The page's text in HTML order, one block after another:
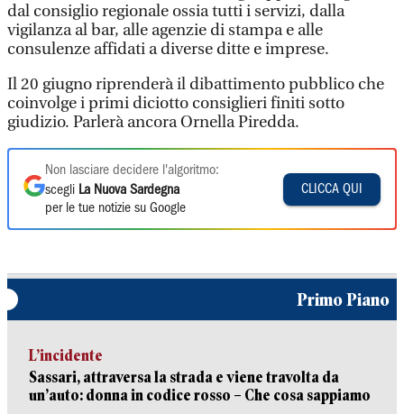
dal consiglio regionale ossia tutti i servizi, dalla
vigilanza al bar, alle agenzie di stampa e alle
consulenze affidati a diverse ditte e imprese.
Il 20 giugno riprenderà il dibattimento pubblico che
coinvolge i primi diciotto consiglieri finiti sotto
giudizio. Parlerà ancora Ornella Piredda.
Non lasciare decidere l'algoritmo:
scegli La Nuova Sardegna
per le tue notizie su Google
CLICCA QUI
Primo Piano
L’incidente
Sassari, attraversa la strada e viene travolta da
un’auto: donna in codice rosso – Che cosa sappiamo